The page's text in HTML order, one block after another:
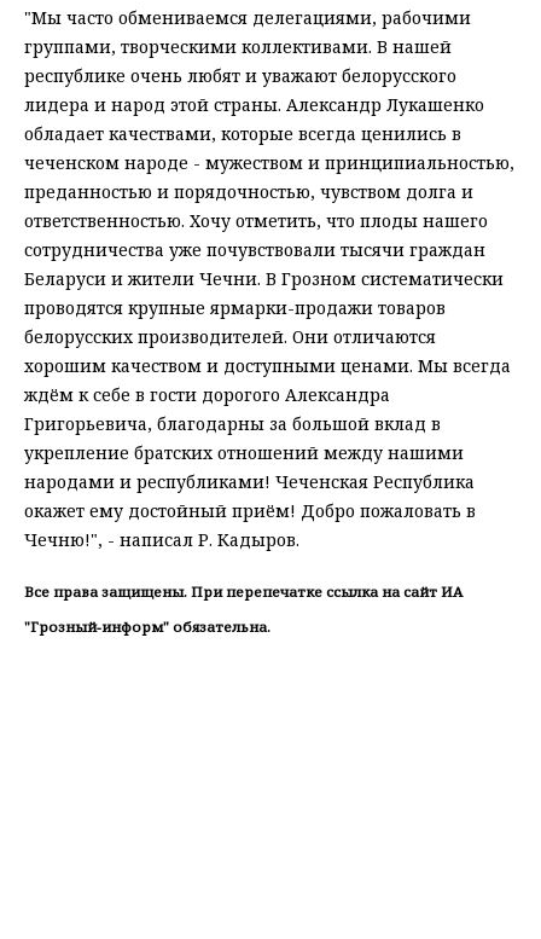
"Мы часто обмениваемся делегациями, рабочими
группами, творческими коллективами. В нашей
республике очень любят и уважают белорусского
лидера и народ этой страны. Александр Лукашенко
обладает качествами, которые всегда ценились в
чеченском народе - мужеством и принципиальностью,
преданностью и порядочностью, чувством долга и
ответственностью. Хочу отметить, что плоды нашего
сотрудничества уже почувствовали тысячи граждан
Беларуси и жители Чечни. В Грозном систематически
проводятся крупные ярмарки-продажи товаров
белорусских производителей. Они отличаются
хорошим качеством и доступными ценами. Мы всегда
ждём к себе в гости дорогого Александра
Григорьевича, благодарны за большой вклад в
укрепление братских отношений между нашими
народами и республиками! Чеченская Республика
окажет ему достойный приём! Добро пожаловать в
Чечню!", - написал Р. Кадыров.
Все права защищены. При перепечатке ссылка на сайт ИА
"Грозный-информ" обязательна.